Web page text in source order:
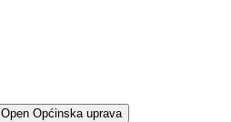
Open Općinska uprava